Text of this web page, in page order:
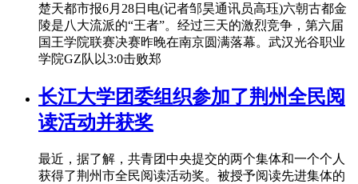
楚天都市报6月28日电(记者邹昊通讯员高珏)六朝古都金
陵是八大流派的“王者”。经过三天的激烈竞争，第六届
国王学院联赛决赛昨晚在南京圆满落幕。武汉光谷职业
学院GZ队以3:0击败郑
长江大学团委组织参加了荆州全民阅
读活动并获奖
最近，据了解，共青团中央提交的两个集体和一个个人
获得了荆州市全民阅读活动奖。被授予阅读先进集体的